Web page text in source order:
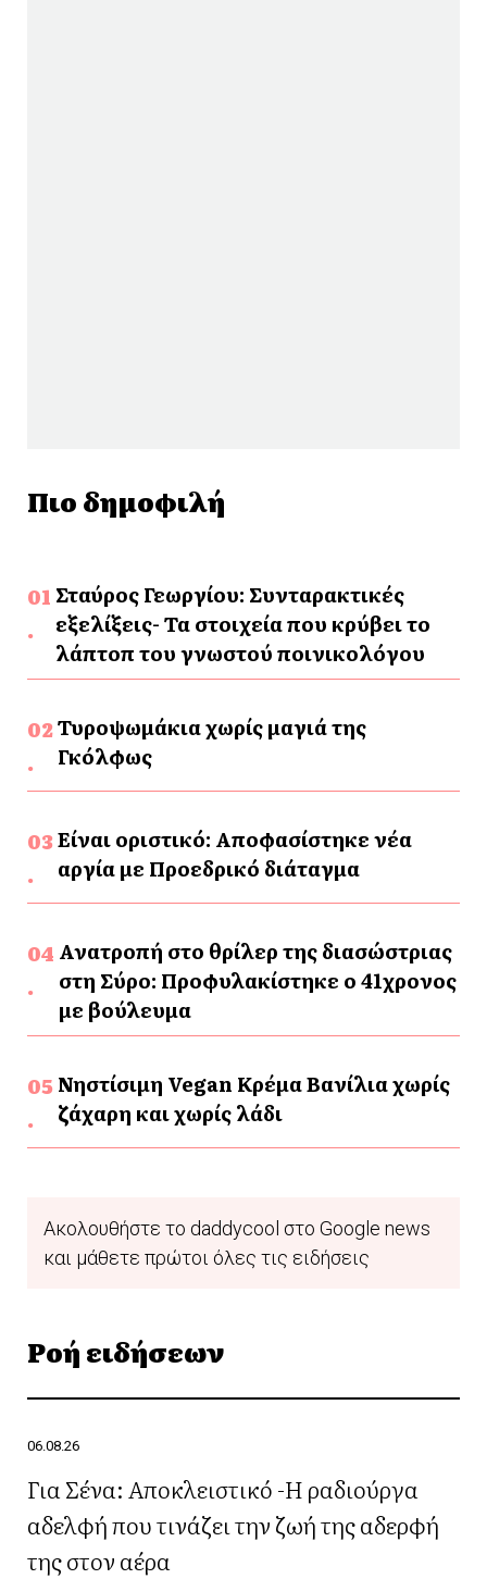
Πιο δημοφιλή
Σταύρος Γεωργίου: Συνταρακτικές
εξελίξεις- Τα στοιχεία που κρύβει το
λάπτοπ του γνωστού ποινικολόγου
Τυροψωμάκια χωρίς μαγιά της
Γκόλφως
Είναι οριστικό: Αποφασίστηκε νέα
αργία με Προεδρικό διάταγμα
Ανατροπή στο θρίλερ της διασώστριας
στη Σύρο: Προφυλακίστηκε ο 41χρονος
με βούλευμα
Νηστίσιμη Vegan Κρέμα Βανίλια χωρίς
ζάχαρη και χωρίς λάδι
Ακολουθήστε το daddycool στο Google news
και μάθετε πρώτοι όλες τις ειδήσεις
Ροή ειδήσεων
06.08.26
Για Σένα: Αποκλειστικό -Η ραδιούργα
αδελφή που τινάζει την ζωή της αδερφή
της στον αέρα